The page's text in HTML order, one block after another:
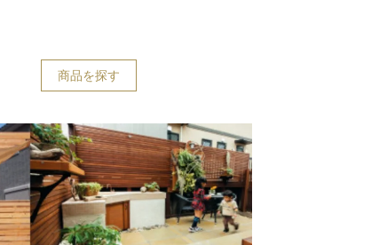
商品を探す